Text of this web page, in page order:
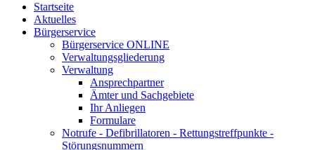
Startseite
Aktuelles
Bürgerservice
Bürgerservice ONLINE
Verwaltungsgliederung
Verwaltung
Ansprechpartner
Ämter und Sachgebiete
Ihr Anliegen
Formulare
Notrufe - Defibrillatoren - Rettungstreffpunkte -
Störungsnummern